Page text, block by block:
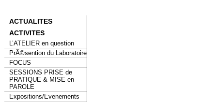
ACTUALITES
ACTIVITES
L’ATELIER en question
PrÃ©sention du Laboratoire
FOCUS
SESSIONS PRISE de
PRATIQUE & MISE en
PAROLE
Expositions/Evenements